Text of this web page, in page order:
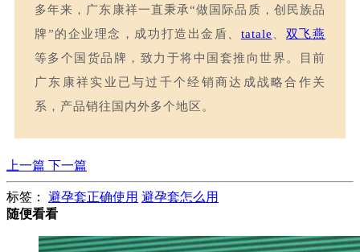
多年来，广东康祥一直秉承“做国际品质，创民族品
牌”的企业理念，成功打造出金盾、 tatale 、 双飞燕
等多个国货品牌，致力于将中国套推向世界。目前
广东康祥实业已与过千个经销商达成战略合作关
系，产品销往国内外多个地区。
上一篇 下一篇
标签： 避孕套正确使用 避孕套怎么用
随便看看